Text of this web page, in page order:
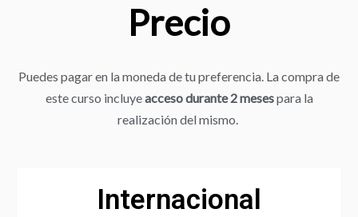
Precio
Puedes pagar en la moneda de tu preferencia. La compra de
este curso incluyeacceso durante 2 mesespara la
realización del mismo.
Internacional